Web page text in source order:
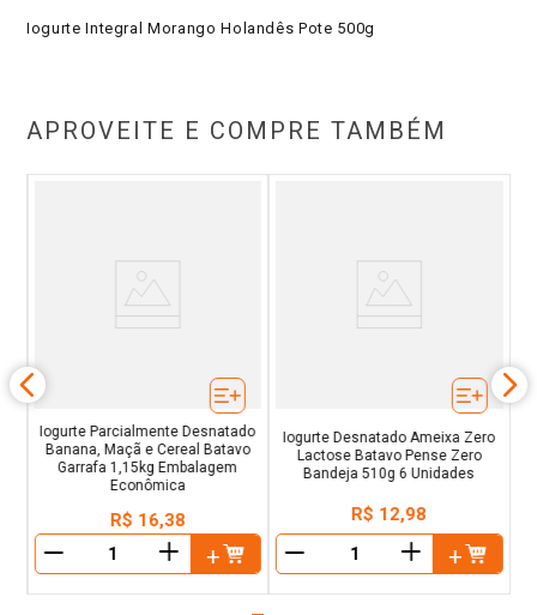
Iogurte Integral Morango Holandês Pote 500g
APROVEITE E COMPRE TAMBÉM
Iogurte Parcialmente Desnatado
Banana, Maçã e Cereal Batavo
Garrafa 1,15kg Embalagem
Econômica
R$ 16,38
＋
Iogurte Desnatado Ameixa Zero
Lactose Batavo Pense Zero
Bandeja 510g 6 Unidades
R$ 12,98
＋